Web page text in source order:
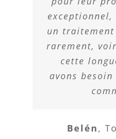
un traitement
rarement,
cette
avons
Belén,